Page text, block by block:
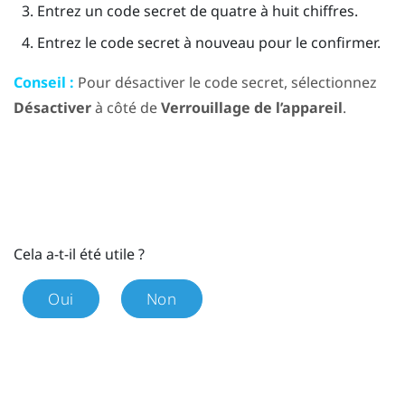
Entrez un code secret de quatre à huit chiffres.
Entrez le code secret à nouveau pour le confirmer.
Conseil : Pour désactiver le code secret, sélectionnez
Désactiverà côté deVerrouillage de l’appareil.
Cela a-t-il été utile ?
Oui Non